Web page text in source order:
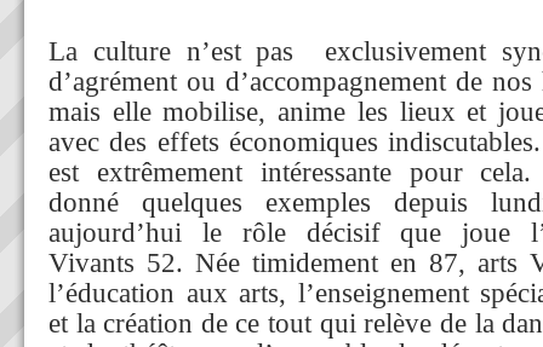
La culture n’est pas exclusivement
d’agrément ou d’accompagnement de
mais elle mobilise, anime les lieux et
avec des effets économiques
est extrêmement intéressante pour
donné quelques exemples depuis
aujourd’hui le rôle décisif que joue
Vivants 52. Née timidement en 87, arts
l’éducation aux arts, l’enseignement
et la création de ce tout qui relève de la